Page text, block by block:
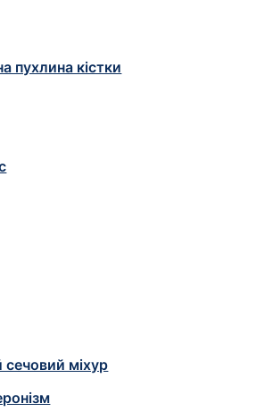
пухлина кістки
сечовий міхур